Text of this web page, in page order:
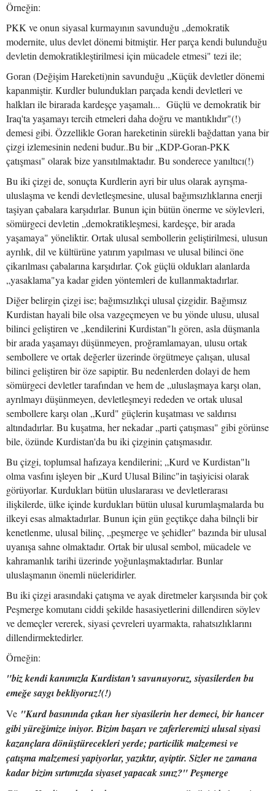
Örneğin:
PKK ve onun siyasal kurmayının savunduğu „demokratik
modernite, ulus devlet dönemi bitmiştir. Her parça kendi bulunduğu
devletin demokratikleştirilmesi için mücadele etmesi" tezi ile;
Goran (Değişim Hareketi)nin savunduğu „Küçük devletler dönemi
kapanmiştir. Kurdler bulundukları parçada kendi devletleri ve
halkları ile birarada kardeşçe yaşamalı... Güçlü ve demokratik bir
Iraq'ta yaşamayı tercih etmeleri daha doğru ve mantıklıdır"(!)
demesi gibi. Özzellikle Goran hareketinin sürekli bağdattan yana bir
çizgi izlemesinin nedeni budur..Bu bir „KDP-Goran-PKK
çatışması" olarak bize yansıtılmaktadır. Bu sonderece yanıltıcı(!)
Bu iki çizgi de, sonuçta Kurdlerin ayri bir ulus olarak ayrışma-
uluslaşma ve kendi devletleşmesine, ulusal bağımsızlıklarına enerji
taşiyan çabalara karşıdırlar. Bunun için bütün önerme ve söylevleri,
sömürgeci devletin „demokratikleşmesi, kardeşçe, bir arada
yaşamaya" yöneliktir. Ortak ulusal sembollerin geliştirilmesi, ulusun
ayrılık, dil ve kültürüne yatırım yapılması ve ulusal bilinci öne
çikarılması çabalarına karşıdırlar. Çok güçlü oldukları alanlarda
„yasaklama"ya kadar giden yöntemleri de kullanmaktadırlar.
Diğer belirgin çizgi ise; bağımsızlıkçi ulusal çizgidir. Bağımsız
Kurdistan hayali bile olsa vazgeçmeyen ve bu yönde ulusu, ulusal
bilinci geliştiren ve „kendilerini Kurdistan"lı gören, asla düşmanla
bir arada yaşamayı düşünmeyen, proğramlamayan, ulusu ortak
sembollere ve ortak değerler üzerinde örgütmeye çalışan, ulusal
bilinci geliştiren bir öze sapiptir. Bu nedenlerden dolayi de hem
sömürgeci devletler tarafından ve hem de „uluslaşmaya karşı olan,
ayrılmayı düşünmeyen, devletleşmeyi rededen ve ortak ulusal
sembollere karşı olan „Kurd" güçlerin kuşatması ve saldırısı
altındadırlar. Bu kuşatma, her nekadar „parti çatışması" gibi görünse
bile, özünde Kurdistan'da bu iki çizginin çatışmasıdır.
Bu çizgi, toplumsal hafızaya kendilerini; „Kurd ve Kurdistan"lı
olma vasfını işleyen bir „Kurd Ulusal Bilinc"in taşiyicisi olarak
görüyorlar. Kurdukları bütün uluslararası ve devletlerarası
ilişkilerde, ülke içinde kurdukları bütün ulusal kurumlaşmalarda bu
ilkeyi esas almaktadırlar. Bunun için gün geçtikçe daha bilnçli bir
kenetlenme, ulusal bilinç, „peşmerge ve şehidler" bazında bir ulusal
uyanışa sahne olmaktadır. Ortak bir ulusal sembol, mücadele ve
kahramanlık tarihi üzerinde yoğunlaşmaktadırlar. Bunlar
uluslaşmanın önemli nüeleridirler.
Bu iki çizgi arasındaki çatışma ve ayak diretmeler karşısında bir çok
Peşmerge komutanı ciddi şekilde hasasiyetlerini dillendiren söylev
ve demeçler vererek, siyasi çevreleri uyarmakta, rahatsızlıklarını
dillendirmektedirler.
Örneğin:
"biz kendi kanımızla Kurdistan'ı savunuyoruz, siyasilerden bu
emeğe saygı bekliyoruz!(!)
Ve "Kurd basınında çıkan her siyasilerin her demeci, bir hancer
gibi yüreğimize iniyor. Bizim başarı ve zaferleremizi ulusal siyasi
kazançlara dönüştürecekleri yerde; particilik malzemesi ve
çatışma malzemesi yapiyorlar, yazıktır, ayiptir. Sizler ne zamana
kadar bizim sırtımızda siyaset yapacak sınız?" Peşmerge